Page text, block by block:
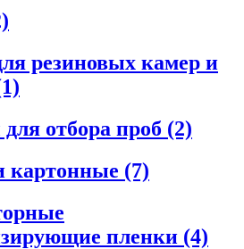
резиновых камер и
отбора проб (2)
картонные (7)
пленки (4)